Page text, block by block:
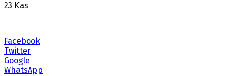
23 Kas
Facebook
Twitter
Google
WhatsApp